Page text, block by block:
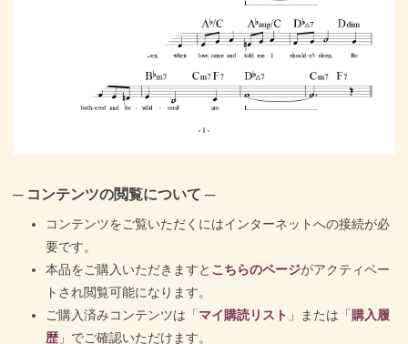
─ コンテンツの閲覧について ─
コンテンツをご覧いただくにはインターネットへの接続が必
要です。
本品をご購入いただきますと こちらのページがアクティベー
トされ閲覧可能になります。
ご購入済みコンテンツは「マイ購読リスト 」または「 購入履
歴 」でご確認いただけます。